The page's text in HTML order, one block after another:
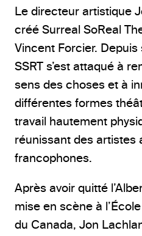
Le directeur artistique
créé Surreal SoReal
Vincent Forcier.
SSRT s’est attaqué à
sens des choses et à
différentes formes
travail hautement
réunissant des artistes
francophones.
Après avoir quitté
mise en scène à
du Canada, Jon